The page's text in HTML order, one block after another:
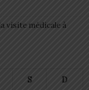
visite médicale à
S D